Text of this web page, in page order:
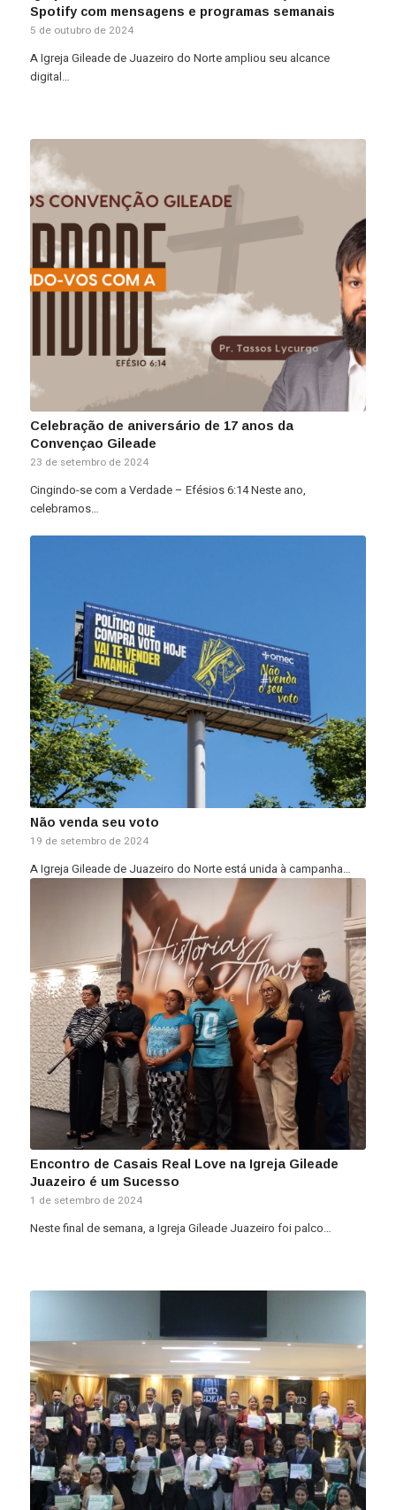
Spotify com mensagens e programas semanais
5 de outubro de 2024
A Igreja Gileade de Juazeiro do Norte ampliou seu alcance
digital…
Celebração de aniversário de 17 anos da
Convençao Gileade
23 de setembro de 2024
Cingindo-se com a Verdade – Efésios 6:14 Neste ano,
celebramos…
Não venda seu voto
19 de setembro de 2024
A Igreja Gileade de Juazeiro do Norte está unida à campanha…
Encontro de Casais Real Love na Igreja Gileade
Juazeiro é um Sucesso
1 de setembro de 2024
Neste final de semana, a Igreja Gileade Juazeiro foi palco…